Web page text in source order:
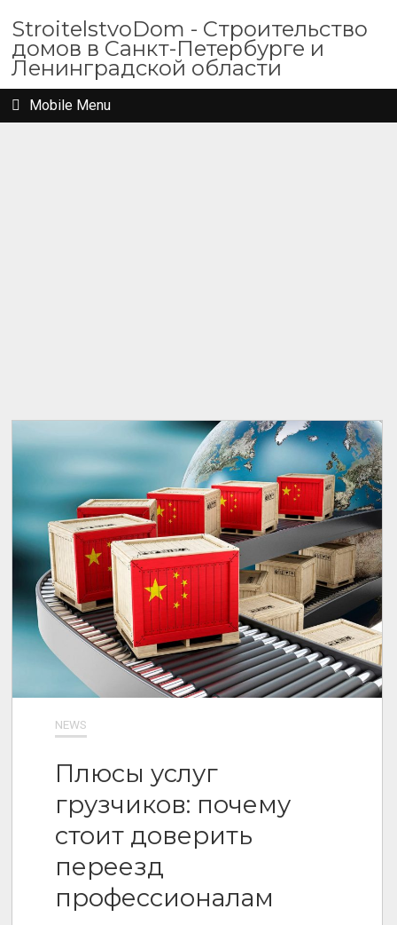
StroitelstvoDom - Строительство
домов в Санкт-Петербурге и
Ленинградской области
Mobile Menu
NEWS
Плюсы услуг
грузчиков: почему
стоит доверить
переезд
профессионалам